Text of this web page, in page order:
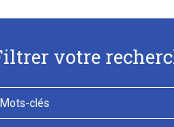
votre